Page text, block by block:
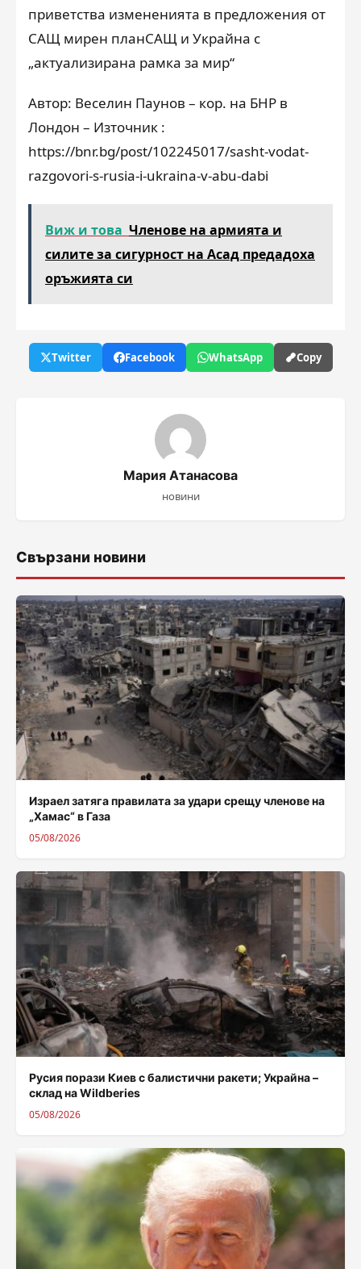
приветства измененията в предложения от
САЩ мирен планСАЩ и Украйна с
„актуализирана рамка за мир“
Автор: Веселин Паунов – кор. на БНР в
Лондон – Източник :
https://bnr.bg/post/102245017/sasht-vodat-
razgovori-s-rusia-i-ukraina-v-abu-dabi
Виж и това Членове на армията и
силите за сигурност на Асад предадоха
оръжията си
Twitter Facebook WhatsApp Copy
Мария Атанасова
новини
Свързани новини
Израел затяга правилата за удари срещу членове на
„Хамас“ в Газа
05/08/2026
Русия порази Киев с балистични ракети; Украйна –
склад на Wildberies
05/08/2026